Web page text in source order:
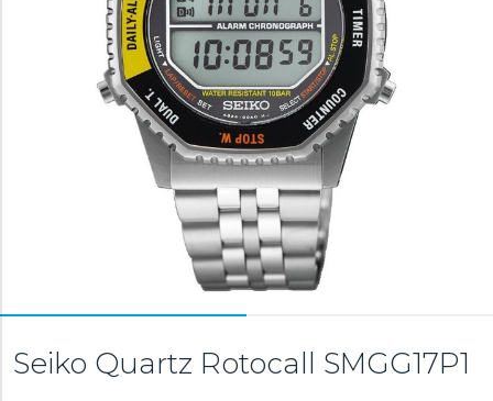
Seiko Quartz Rotocall SMGG17P1